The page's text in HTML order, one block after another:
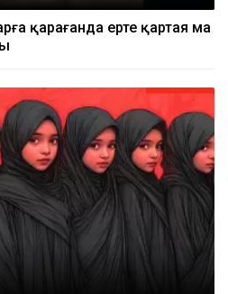
қарағанда ерте қартая ма